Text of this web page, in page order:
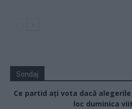
Sondaj
Ce partid ați vota dacă
loc duminica